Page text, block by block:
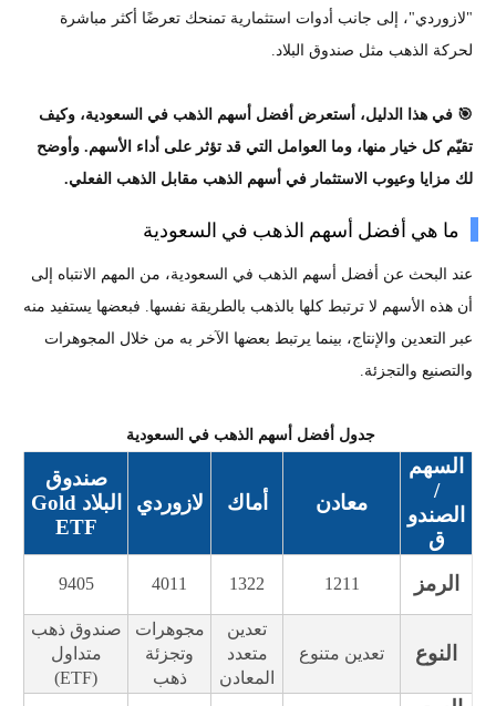
"لازوردي"، إلى جانب أدوات استثمارية تمنحك تعرضًا أكثر مباشرة
لحركة الذهب مثل صندوق البلاد.
🎯 في هذا الدليل، أستعرض أفضل أسهم الذهب في السعودية، وكيف
تقيّم كل خيار منها، وما العوامل التي قد تؤثر على أداء الأسهم. وأوضح
لك مزايا وعيوب الاستثمار في أسهم الذهب مقابل الذهب الفعلي.
ما هي أفضل أسهم الذهب في السعودية
عند البحث عن أفضل أسهم الذهب في السعودية، من المهم الانتباه إلى
أن هذه الأسهم لا ترتبط كلها بالذهب بالطريقة نفسها. فبعضها يستفيد منه
عبر التعدين والإنتاج، بينما يرتبط بعضها الآخر به من خلال المجوهرات
والتصنيع والتجزئة.
جدول أفضل أسهم الذهب في السعودية
السهم
/
الصندو
ق
معادن أماك لازوردي
صندوق
البلاد Gold
ETF
الرمز 1211
1322
4011
9405
النوع تعدين متنوع
تعدين
متعدد
المعادن
مجوهرات
وتجزئة
ذهب
صندوق ذهب
متداول
(ETF)